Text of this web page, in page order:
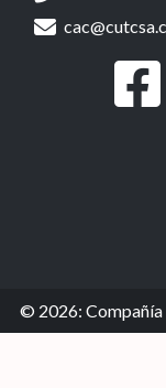
© 2026: Compañía